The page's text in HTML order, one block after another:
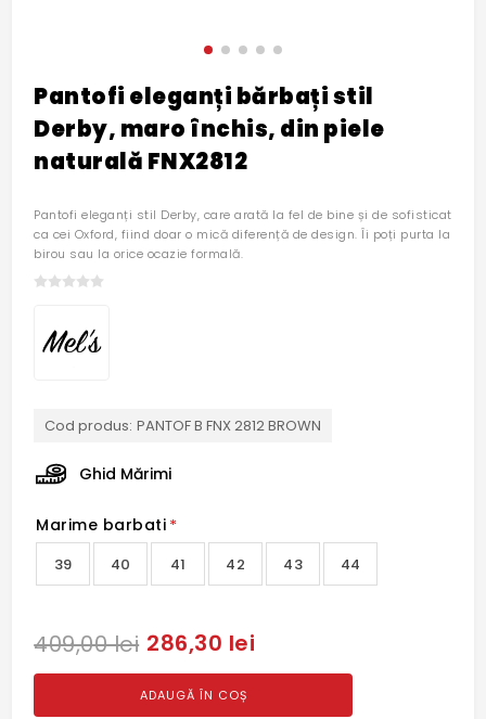
Pantofi eleganți bărbați stil
Derby, maro închis, din piele
naturală FNX2812
Pantofi eleganți stil Derby, care arată la fel de bine și de sofisticat
ca cei Oxford, fiind doar o mică diferență de design. Îi poți purta la
birou sau la orice ocazie formală.
Cod produs: PANTOF B FNX 2812 BROWN
Ghid Mărimi
Marime barbati *
39 40 41 42 43 44
409,00 lei 286,30 lei
ADAUGĂ ÎN COȘ